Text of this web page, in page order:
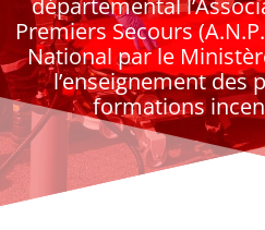
départemental
Premiers Secours
National par le
l’enseignement des
formations